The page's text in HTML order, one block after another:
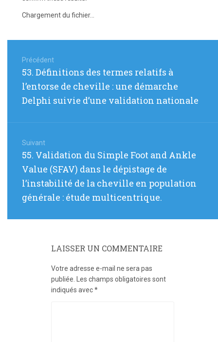
Chargement du fichier...
de
l’article
Précédent
Article
:
53. Définitions des termes relatifs à
l’entorse de cheville : une démarche
Delphi suivie d’une validation nationale
Suivant
Article
55. Validation du Simple Foot and Ankle
Value (SFAV) dans le dépistage de
l’instabilité de la cheville en population
générale : étude multicentrique.
LAISSER UN COMMENTAIRE
Votre adresse e-mail ne sera pas
publiée.
Les champs obligatoires sont
indiqués avec*